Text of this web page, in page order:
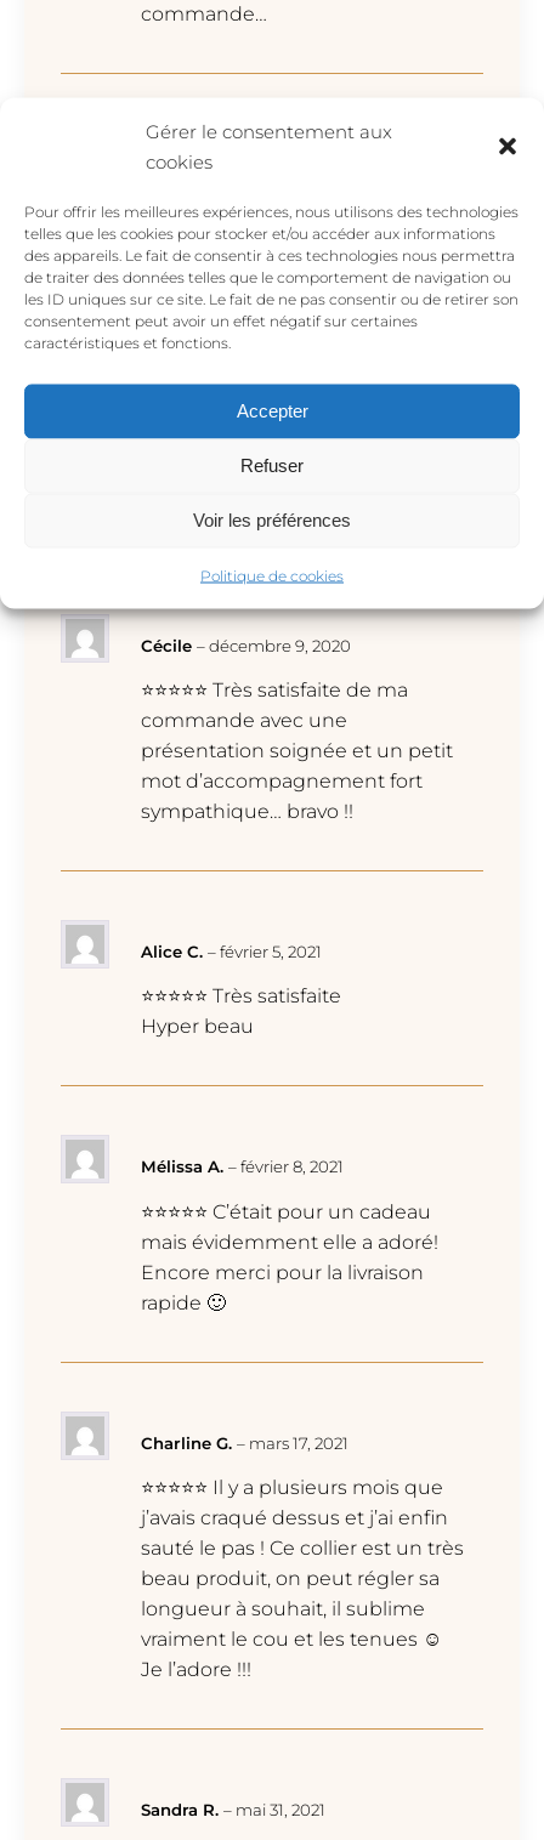
Gérer le consentement aux
cookies
Pour offrir les meilleures expériences, nous utilisons des technologies
telles que les cookies pour stocker et/ou accéder aux informations
des appareils. Le fait de consentir à ces technologies nous permettra
de traiter des données telles que le comportement de navigation ou
les ID uniques sur ce site. Le fait de ne pas consentir ou de retirer son
consentement peut avoir un effet négatif sur certaines
caractéristiques et fonctions.
Accepter
Refuser
Voir les préférences
Politique de cookies
commande…
Aurelie L.
collier complètement conforme
à la photo.
octobre 23, 2020
⭐⭐⭐⭐⭐ Le collier est très beau, la
créatrice très professionnelle. Je
Cécile –décembre 9, 2020
⭐⭐⭐⭐⭐ Très satisfaite de ma
commande avec une
présentation soignée et un petit
mot d’accompagnement fort
sympathique… bravo !!
Alice C. –février 5, 2021
⭐⭐⭐⭐⭐ Très satisfaite
Hyper beau
Mélissa A. –février 8, 2021
⭐⭐⭐⭐⭐ C’était pour un cadeau
mais évidemment elle a adoré!
Encore merci pour la livraison
rapide 🙂
Charline G. – mars 17, 2021
⭐⭐⭐⭐⭐ Il y a plusieurs mois que
j’avais craqué dessus et j’ai enfin
sauté le pas ! Ce collier est un très
beau produit, on peut régler sa
longueur à souhait, il sublime
vraiment le cou et les tenues ☺️
Je l’adore !!!
Sandra R. – mai 31, 2021